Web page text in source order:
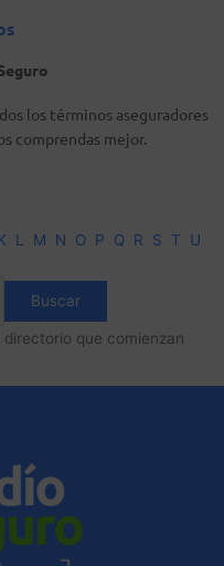
los términos aseguradores
comprendas mejor.
L M N O P Q R S T
U
que comienzan